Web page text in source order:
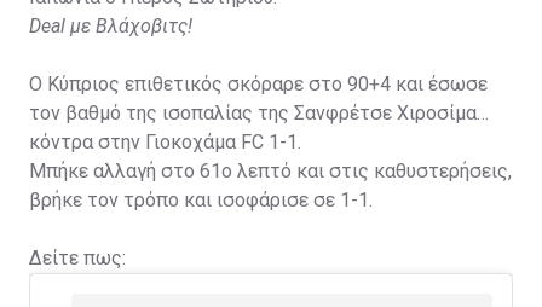
Deal με Βλάχοβιτς!
Ο Κύπριος επιθετικός σκόραρε στο 90+4 και έσωσε
τον βαθμό της ισοπαλίας της Σανφρέτσε Χιροσίμα
κόντρα στην Γιοκοχάμα FC 1-1.
Μπήκε αλλαγή στο 61ο λεπτό και στις καθυστερήσεις,
βρήκε τον τρόπο και ισοφάρισε σε 1-1.
Δείτε πως: